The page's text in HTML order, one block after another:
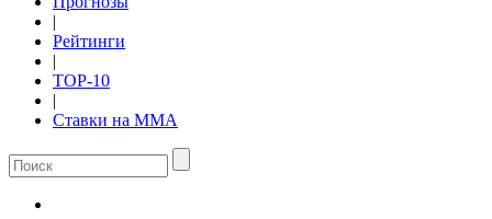
|
Рейтинги
|
TOP-10
|
Ставки на ММА